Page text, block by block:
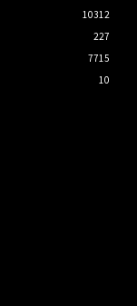
10312
227
7715
10